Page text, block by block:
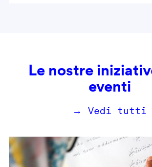
Le nostre
eventi
→ Vedi tutti